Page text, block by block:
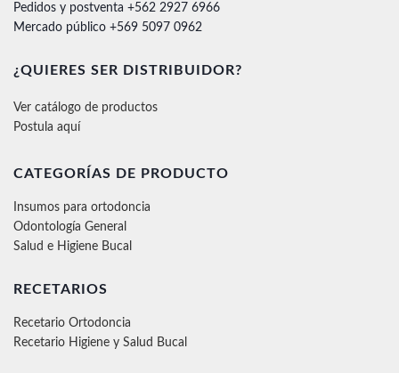
Pedidos y postventa +562 2927 6966
Mercado público +569 5097 0962
¿QUIERES SER DISTRIBUIDOR?
Ver catálogo de productos
Postula aquí
CATEGORÍAS DE PRODUCTO
Insumos para ortodoncia
Odontología General
Salud e Higiene Bucal
RECETARIOS
Recetario Ortodoncia
Recetario Higiene y Salud Bucal